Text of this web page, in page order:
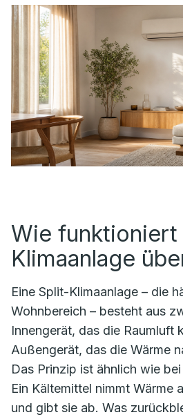
Wie funktioniert
Klimaanlage
Eine Split-Klimaanlage – die
Wohnbereich – besteht aus
Innengerät, das die Raumluft
Außengerät, das die Wärme
Das Prinzip ist ähnlich wie
Ein Kältemittel nimmt Wärme
und gibt sie ab. Was